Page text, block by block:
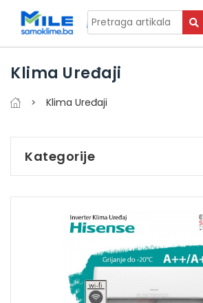
Klima Uređaji
Klima Uređaji
Kategorije